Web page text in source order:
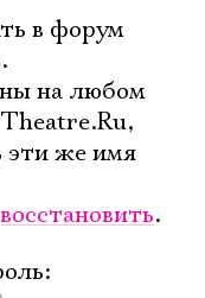
в форум
на любом
эти же имя
восстановить.